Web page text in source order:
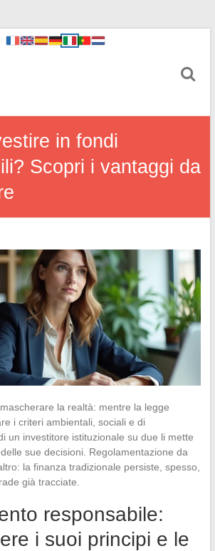
in fondi
Scopri i vantaggi da
la realtà: mentre la legge
i criteri ambientali, sociali e di
un investitore istituzionale su due li mette
sue decisioni. Regolamentazione da
la finanza tradizionale persiste, spesso,
già tracciate.
responsabile:
i suoi principi e le